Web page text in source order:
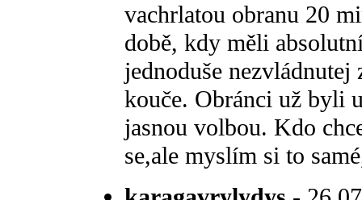
vachrlatou obranu 20
době, kdy měli
jednoduše
kouče. Obránci už byli
jasnou volbou. Kdo
se,ale myslím si to